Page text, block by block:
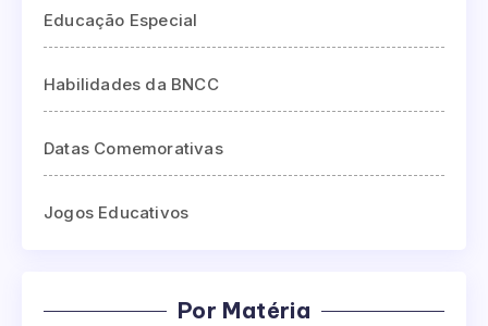
Educação Especial
Habilidades da BNCC
Datas Comemorativas
Jogos Educativos
Por Matéria